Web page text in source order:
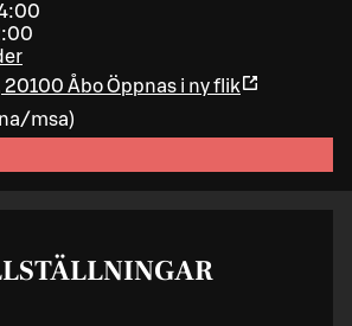
20100 ÅboÖppnas i ny flik
msa)